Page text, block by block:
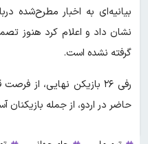
بیانیه‌ای به اخبار مطرح‌شده
نشان داد و اعلام کرد هنوز
گرفته نشده است.
رفی ۲۶ بازیکن نهایی، از
حاضر در اردو، از جمله